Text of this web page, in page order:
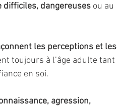
difficiles, dangereuses ou au
les perceptions et les
toujours à l’âge adulte tant
en soi.
agression,